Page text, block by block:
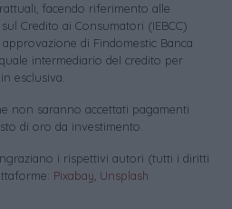
facendo riferimento alle
Credito ai Consumatori (IEBCC)
di Findomestic Banca
intermediario del credito per
esclusiva.
non saranno accettati pagamenti
di oro da investimento.
i rispettivi autori (tutti i diritti
Pixabay Unsplash